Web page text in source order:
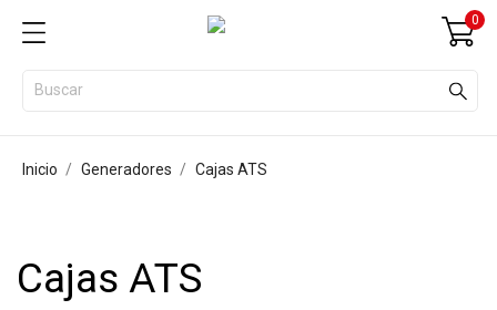
0
Inicio Generadores Cajas ATS
Cajas ATS